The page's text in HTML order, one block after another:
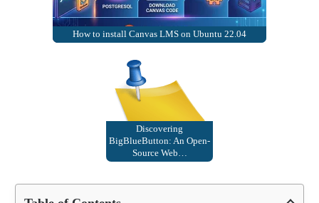
How to install Canvas LMS on Ubuntu 22.04
Discovering
BigBlueButton: An Open-
Source Web…